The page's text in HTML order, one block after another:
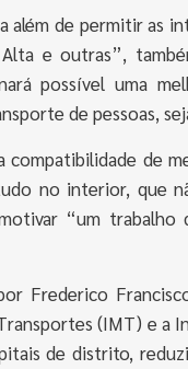
além de permitir as
e outras”,
possível uma
de pessoas,
de
no interior, que
“um
Frederico
(IMT) e a
de distrito,